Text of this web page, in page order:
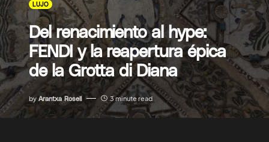
LUJO
Del renacimiento al hype:
FENDI y la reapertura épica
de la Grotta di Diana
by Arantxa Rosell 3 minute read